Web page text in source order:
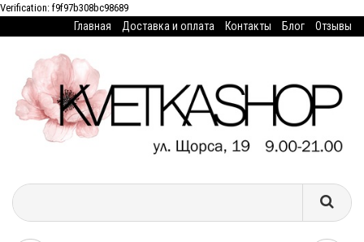
Verification: f9f97b308bc98689
Главная Доставка и оплата Контакты Блог Отзывы